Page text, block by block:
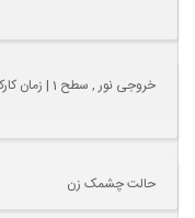
خروجی نور , سطح 1 | زمان کارکرد
حالت چشمک زن